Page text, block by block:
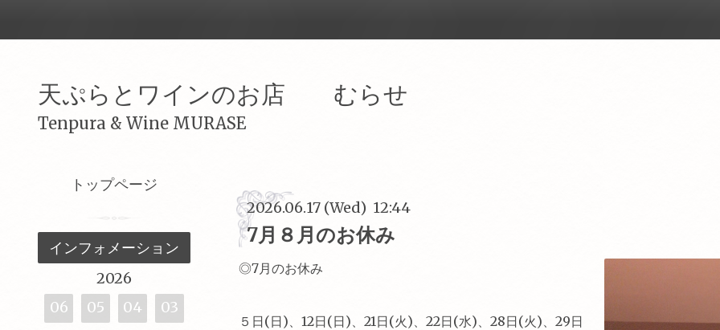
天ぷらとワインのお店 むらせ
Tenpura & Wine MURASE
2026.06.17 (Wed) 12:44
7月８月のお休み
◎7月のお休み
５日(日)、12日(日)、21日(火)、22日(水)、28日(火)、29日
トップページ
インフォメーション
2026
06
05 04 03